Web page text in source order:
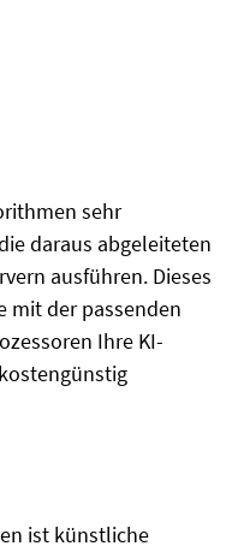
sehr
daraus abgeleiteten
ausführen. Dieses
mit der passenden
Ihre KI-
ist künstliche